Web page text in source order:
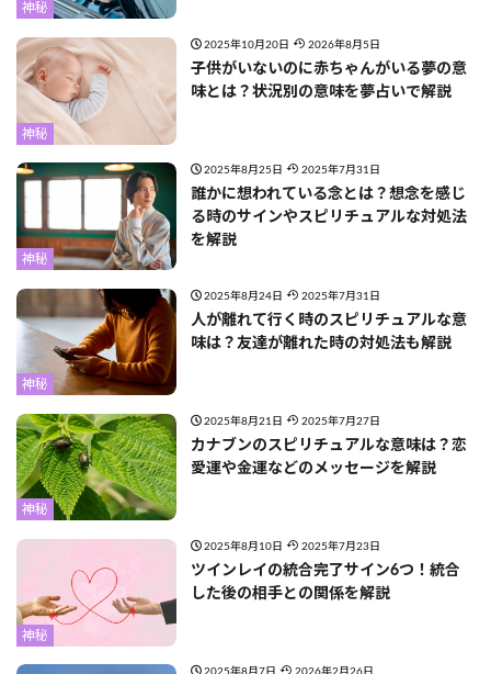
神秘
神秘
2025年10月20日 2026年8月5日
子供がいないのに赤ちゃんがいる夢の意
味とは？状況別の意味を夢占いで解説
神秘
2025年8月25日 2025年7月31日
誰かに想われている念とは？想念を感じ
る時のサインやスピリチュアルな対処法
を解説
神秘
2025年8月24日 2025年7月31日
人が離れて行く時のスピリチュアルな意
味は？友達が離れた時の対処法も解説
神秘
2025年8月21日 2025年7月27日
カナブンのスピリチュアルな意味は？恋
愛運や金運などのメッセージを解説
神秘
2025年8月10日 2025年7月23日
ツインレイの統合完了サイン6つ！統合
した後の相手との関係を解説